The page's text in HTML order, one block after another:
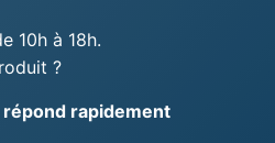
10h à 18h.
?
rapidement